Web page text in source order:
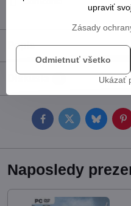
Popis
Diskusia
FacebookTwitterBluesky
Naposledy
upraviť
Zásady
Ukázať
Odmietnuť všetko